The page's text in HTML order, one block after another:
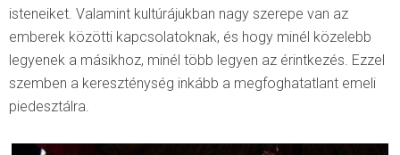
isteneiket. Valamint kultúrájukban nagy szerepe van az
emberek közötti kapcsolatoknak, és hogy minél közelebb
legyenek a másikhoz, minél több legyen az érintkezés. Ezzel
szemben a kereszténység inkább a megfoghatatlant emeli
piedesztálra.